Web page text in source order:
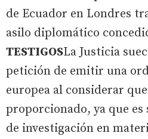
de Ecuador en Londres
asilo diplomático
TESTIGOSLa Justicia
petición de emitir una
europea al considerar
proporcionado, ya que
de investigación en